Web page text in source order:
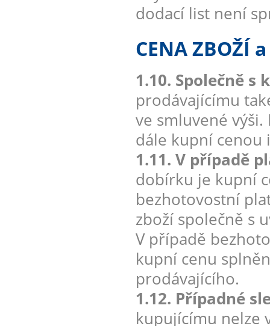
dodací list není
CENA ZBOŽÍ
1.10. Společně s
prodávajícímu
ve smluvené
dále kupní cenou
1.11. V případě
dobírku je kupní
bezhotovostní
zboží společně s
V případě
kupní cenu
prodávajícího.
1.12. Případné
kupujícímu nelze